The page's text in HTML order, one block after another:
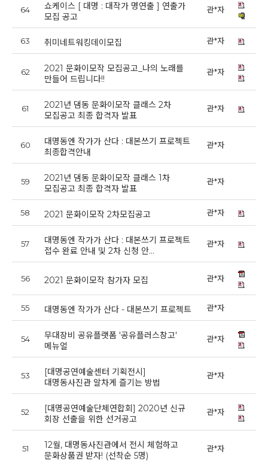
64
쇼케이스 [ 대명 : 대작가 명연출 ] 연출가
모집 공고
관*자
63 취미네트워킹데이모집 관*자
62
2021 문화이모작 모집공고_나의 노래를
만들어 드립니다!!
관*자
61
2021년 댐동 문화이모작 클래스 2차
모집공고 최종 합격자 발표
관*자
60
대명동엔 작가가 산다 : 대본쓰기 프로젝트
최종합격안내
관*자
59
2021년 댐동 문화이모작 클래스 1차
모집공고 최종 합격자 발표
관*자
58 2021 문화이모작 2차모집공고 관*자
57
대명동엔 작가가 산다 : 대본쓰기 프로젝트
접수 완료 안내 및 2차 신청 안…
관*자
56 2021 문화이모작 참가자 모집 관*자
55 대명동엔 작가가 산다 - 대본쓰기 프로젝트 관*자
54
무대장비 공유플랫폼 '공유플러스창고'
메뉴얼
관*자
53
[대명공연예술센터 기획전시]
대명동사진관 알차게 즐기는 방법
관*자
52
[대명공연예술단체연합회] 2020년 신규
회장 선출을 위한 선거공고
관*자
51
12월, 대명동사진관에서 전시 체험하고
문화상품권 받자! (선착순 5명)
관*자